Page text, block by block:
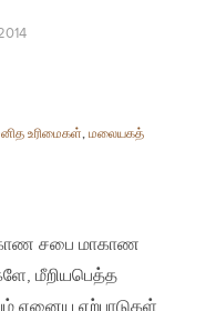
உரிமைகள், மலையகத்
சபை மாகாண
மீறியபெத்த
ஏனைய ஏற்பாடுகள்